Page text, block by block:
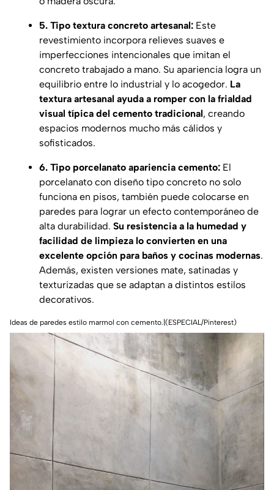
5. Tipo textura concreto artesanal: Este
revestimiento incorpora relieves suaves e
imperfecciones intencionales que imitan el
concreto trabajado a mano. Su apariencia logra un
equilibrio entre lo industrial y lo acogedor. La
textura artesanal ayuda a romper con la frialdad
visual típica del cemento tradicional, creando
espacios modernos mucho más cálidos y
sofisticados.
6. Tipo porcelanato apariencia cemento: El
porcelanato con diseño tipo concreto no solo
funciona en pisos, también puede colocarse en
paredes para lograr un efecto contemporáneo de
alta durabilidad. Su resistencia a la humedad y
facilidad de limpieza lo convierten en una
excelente opción para baños y cocinas modernas.
Además, existen versiones mate, satinadas y
texturizadas que se adaptan a distintos estilos
decorativos.
Ideas de paredes estilo marmol con cemento.|(ESPECIAL/Pinterest)